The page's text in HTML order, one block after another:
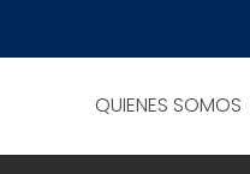
QUIENES SOMOS